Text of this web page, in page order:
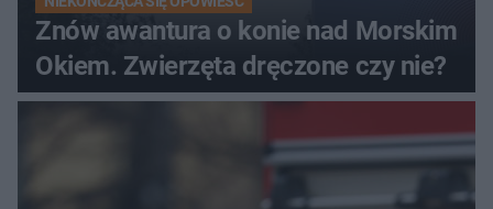
Znów awantura o konie nad Morskim
Okiem. Zwierzęta dręczone czy nie?